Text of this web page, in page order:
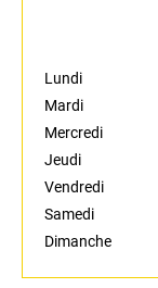
Lundi
Mardi
Mercredi
Jeudi
Vendredi
Samedi
Dimanche